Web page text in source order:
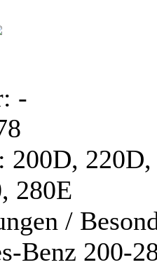
-
200D,
280E
/
Benz 200-